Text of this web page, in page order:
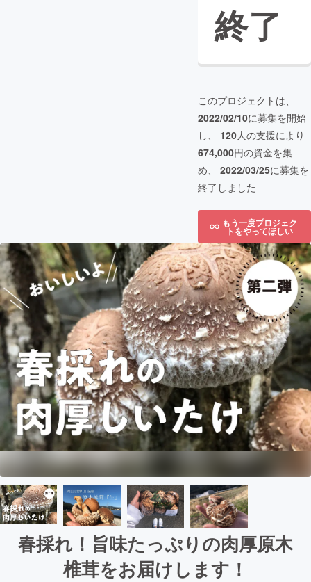
終了
このプロジェクトは、
2022/02/10に募集を開始
し、 120人の支援により
674,000円の資金を集
め、 2022/03/25に募集を
終了しました
もう一度プロジェク
トをやってほしい
春採れ！旨味たっぷりの肉厚原木
椎茸をお届けします！